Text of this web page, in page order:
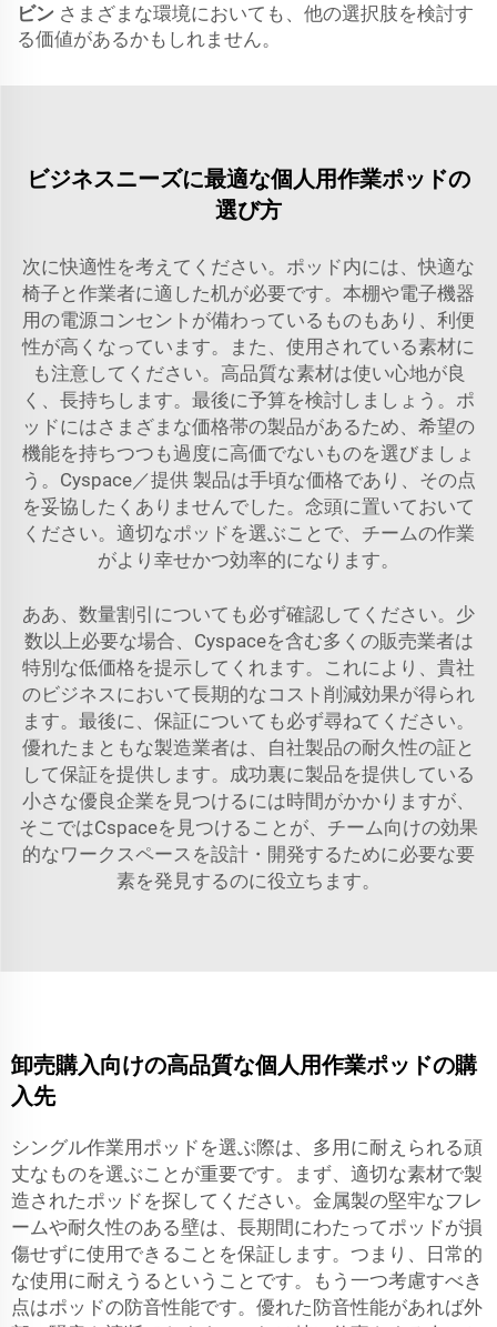
ビン さまざまな環境においても、他の選択肢を検討す
る価値があるかもしれません。
ビジネスニーズに最適な個人用作業ポッドの
選び方
次に快適性を考えてください。ポッド内には、快適な
椅子と作業者に適した机が必要です。本棚や電子機器
用の電源コンセントが備わっているものもあり、利便
性が高くなっています。また、使用されている素材に
も注意してください。高品質な素材は使い心地が良
く、長持ちします。最後に予算を検討しましょう。ポ
ッドにはさまざまな価格帯の製品があるため、希望の
機能を持ちつつも過度に高価でないものを選びましょ
う。Cyspace／提供 製品は手頃な価格であり、その点
を妥協したくありませんでした。念頭に置いておいて
ください。適切なポッドを選ぶことで、チームの作業
がより幸せかつ効率的になります。
ああ、数量割引についても必ず確認してください。少
数以上必要な場合、Cyspaceを含む多くの販売業者は
特別な低価格を提示してくれます。これにより、貴社
のビジネスにおいて長期的なコスト削減効果が得られ
ます。最後に、保証についても必ず尋ねてください。
優れたまともな製造業者は、自社製品の耐久性の証と
して保証を提供します。成功裏に製品を提供している
小さな優良企業を見つけるには時間がかかりますが、
そこではCspaceを見つけることが、チーム向けの効果
的なワークスペースを設計・開発するために必要な要
素を発見するのに役立ちます。
卸売購入向けの高品質な個人用作業ポッドの購
入先
シングル作業用ポッドを選ぶ際は、多用に耐えられる頑
丈なものを選ぶことが重要です。まず、適切な素材で製
造されたポッドを探してください。金属製の堅牢なフレ
ームや耐久性のある壁は、長期間にわたってポッドが損
傷せずに使用できることを保証します。つまり、日常的
な使用に耐えうるということです。もう一つ考慮すべき
点はポッドの防音性能です。優れた防音性能があれば外